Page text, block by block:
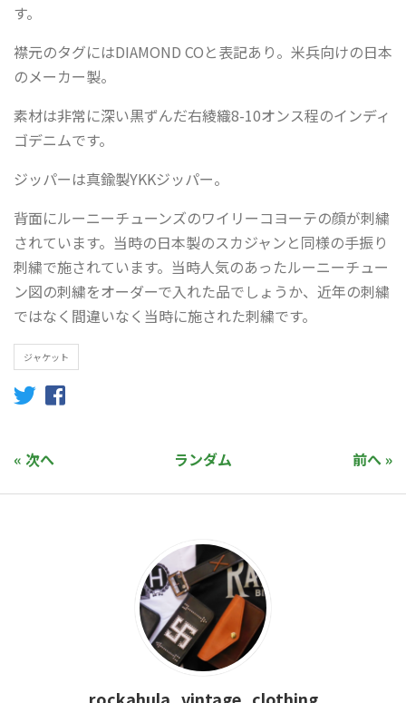
す。
襟元のタグにはDIAMOND COと表記あり。米兵向けの日本
のメーカー製。
素材は非常に深い黒ずんだ右綾織8-10オンス程のインディ
ゴデニムです。
ジッパーは真鍮製YKKジッパー。
背面にルーニーチューンズのワイリーコヨーテの顔が刺繍
されています。当時の日本製のスカジャンと同様の手振り
刺繍で施されています。当時人気のあったルーニーチュー
ン図の刺繍をオーダーで入れた品でしょうか、近年の刺繍
ではなく間違いなく当時に施された刺繍です。
ジャケット
« 次へ 前へ »
ランダム